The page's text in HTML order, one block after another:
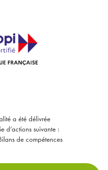
a été délivrée
d’actions suivante :
de compétences